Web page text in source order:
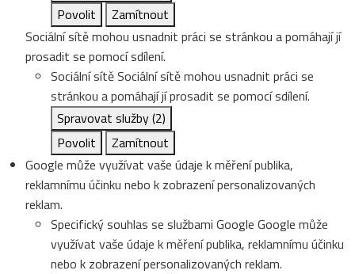
Povolit
Zamítnout
Sociální sítě mohou usnadnit práci se stránkou a pomáhají jí
prosadit se pomocí sdílení.
Sociální sítěSociální sítě mohou usnadnit práci se
stránkou a pomáhají jí prosadit se pomocí sdílení.
Spravovat služby(2)
Povolit
Zamítnout
Google může využívat vaše údaje k měření publika,
reklamnímu účinku nebo k zobrazení personalizovaných
reklam.
Specifický souhlas se službami Google Google může
využívat vaše údaje k měření publika, reklamnímu účinku
nebo k zobrazení personalizovaných reklam.